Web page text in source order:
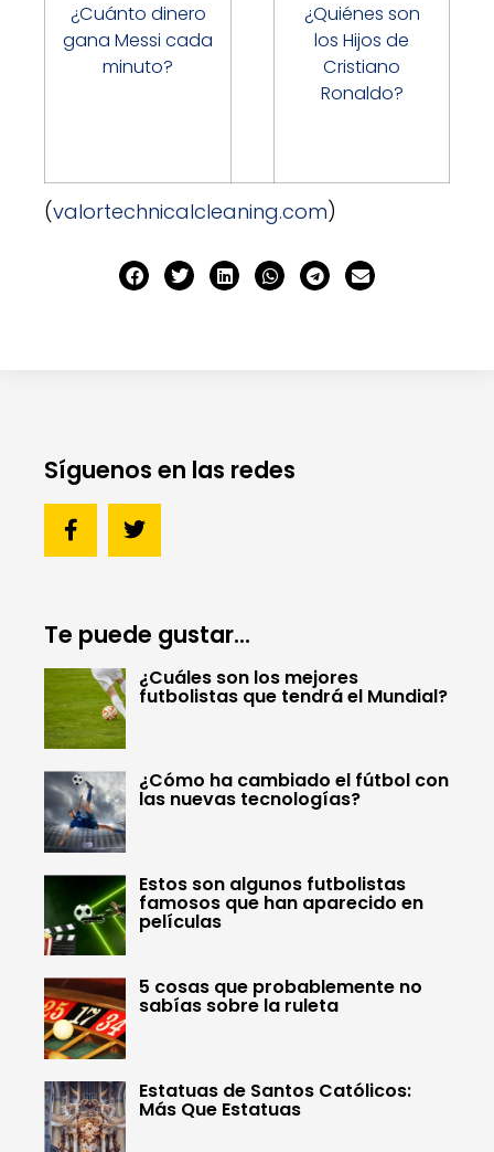
¿Cuánto dinero
gana Messi cada
minuto?
¿Quiénes son
los Hijos de
Cristiano
Ronaldo?
(valortechnicalcleaning.com)
Síguenos en las redes
Te puede gustar...
¿Cuáles son los mejores
futbolistas que tendrá el Mundial?
¿Cómo ha cambiado el fútbol con
las nuevas tecnologías?
Estos son algunos futbolistas
famosos que han aparecido en
películas
5 cosas que probablemente no
sabías sobre la ruleta
Estatuas de Santos Católicos:
Más Que Estatuas